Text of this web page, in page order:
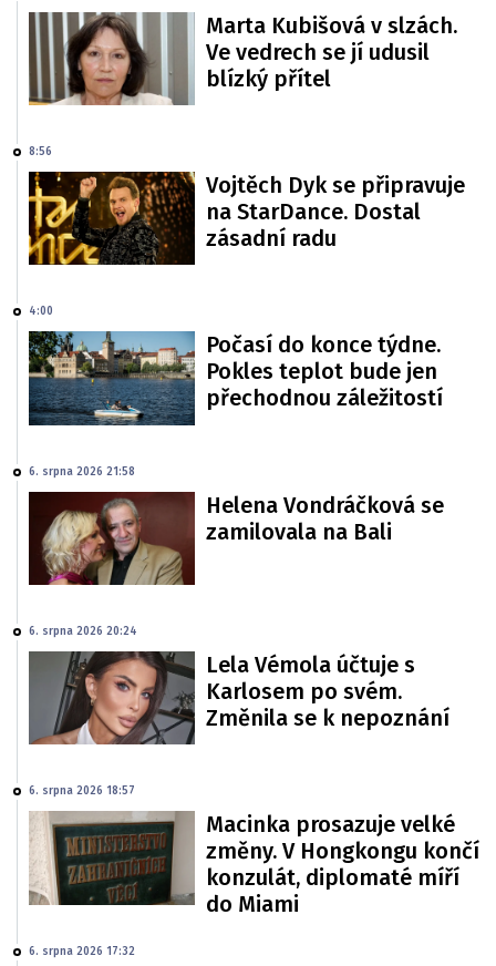
Marta Kubišová v slzách.
Ve vedrech se jí udusil
blízký přítel
8:56
Vojtěch Dyk se připravuje
na StarDance. Dostal
zásadní radu
4:00
Počasí do konce týdne.
Pokles teplot bude jen
přechodnou záležitostí
6. srpna 2026 21:58
Helena Vondráčková se
zamilovala na Bali
6. srpna 2026 20:24
Lela Vémola účtuje s
Karlosem po svém.
Změnila se k nepoznání
6. srpna 2026 18:57
Macinka prosazuje velké
změny. V Hongkongu končí
konzulát, diplomaté míří
do Miami
6. srpna 2026 17:32